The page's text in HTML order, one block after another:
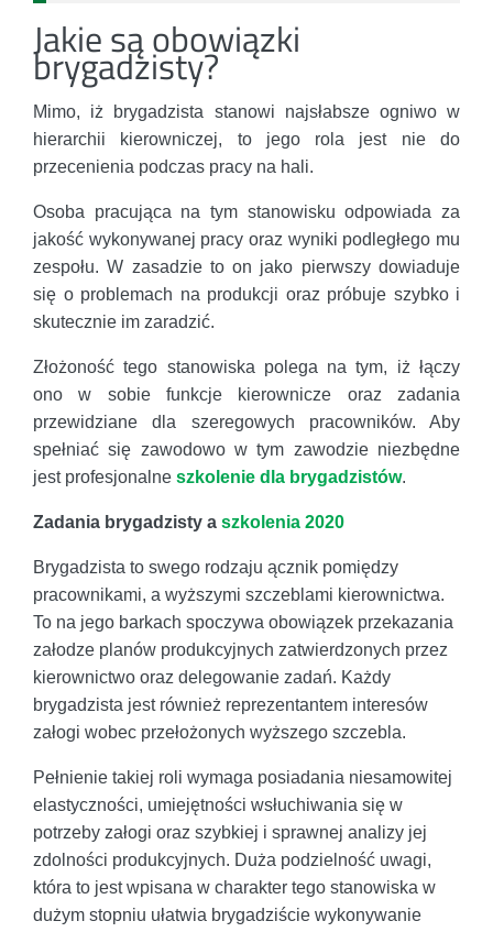
Jakie są obowiązki
brygadzisty?
Mimo, iż brygadzista stanowi najsłabsze ogniwo w
hierarchii kierowniczej, to jego rola jest nie do
przecenienia podczas pracy na hali.
Osoba pracująca na tym stanowisku odpowiada za
jakość wykonywanej pracy oraz wyniki podległego mu
zespołu. W zasadzie to on jako pierwszy dowiaduje
się o problemach na produkcji oraz próbuje szybko i
skutecznie im zaradzić.
Złożoność tego stanowiska polega na tym, iż łączy
ono w sobie funkcje kierownicze oraz zadania
przewidziane dla szeregowych pracowników. Aby
spełniać się zawodowo w tym zawodzie niezbędne
jest profesjonalne szkolenie dla brygadzistów.
Zadania brygadzisty a szkolenia 2020
Brygadzista to swego rodzaju ącznik pomiędzy
pracownikami, a wyższymi szczeblami kierownictwa.
To na jego barkach spoczywa obowiązek przekazania
załodze planów produkcyjnych zatwierdzonych przez
kierownictwo oraz delegowanie zadań. Każdy
brygadzista jest również reprezentantem interesów
załogi wobec przełożonych wyższego szczebla.
Pełnienie takiej roli wymaga posiadania niesamowitej
elastyczności, umiejętności wsłuchiwania się w
potrzeby załogi oraz szybkiej i sprawnej analizy jej
zdolności produkcyjnych. Duża podzielność uwagi,
która to jest wpisana w charakter tego stanowiska w
dużym stopniu ułatwia brygadziście wykonywanie